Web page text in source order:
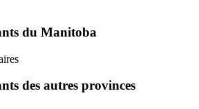
du Manitoba
des autres provinces